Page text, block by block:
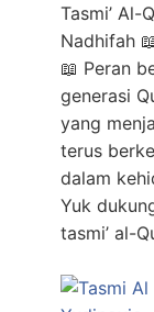
Tasmi’ Al-
Nadhifah
📖 Peran
generasi
yang
terus
dalam
Yuk
tasmi’ al-